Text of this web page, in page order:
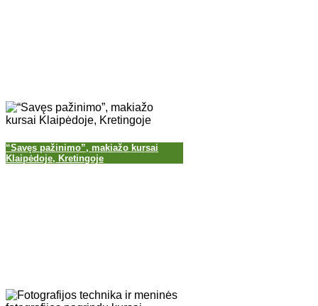
“Savęs pažinimo”, makiažo kursai
Klaipėdoje, Kretingoje